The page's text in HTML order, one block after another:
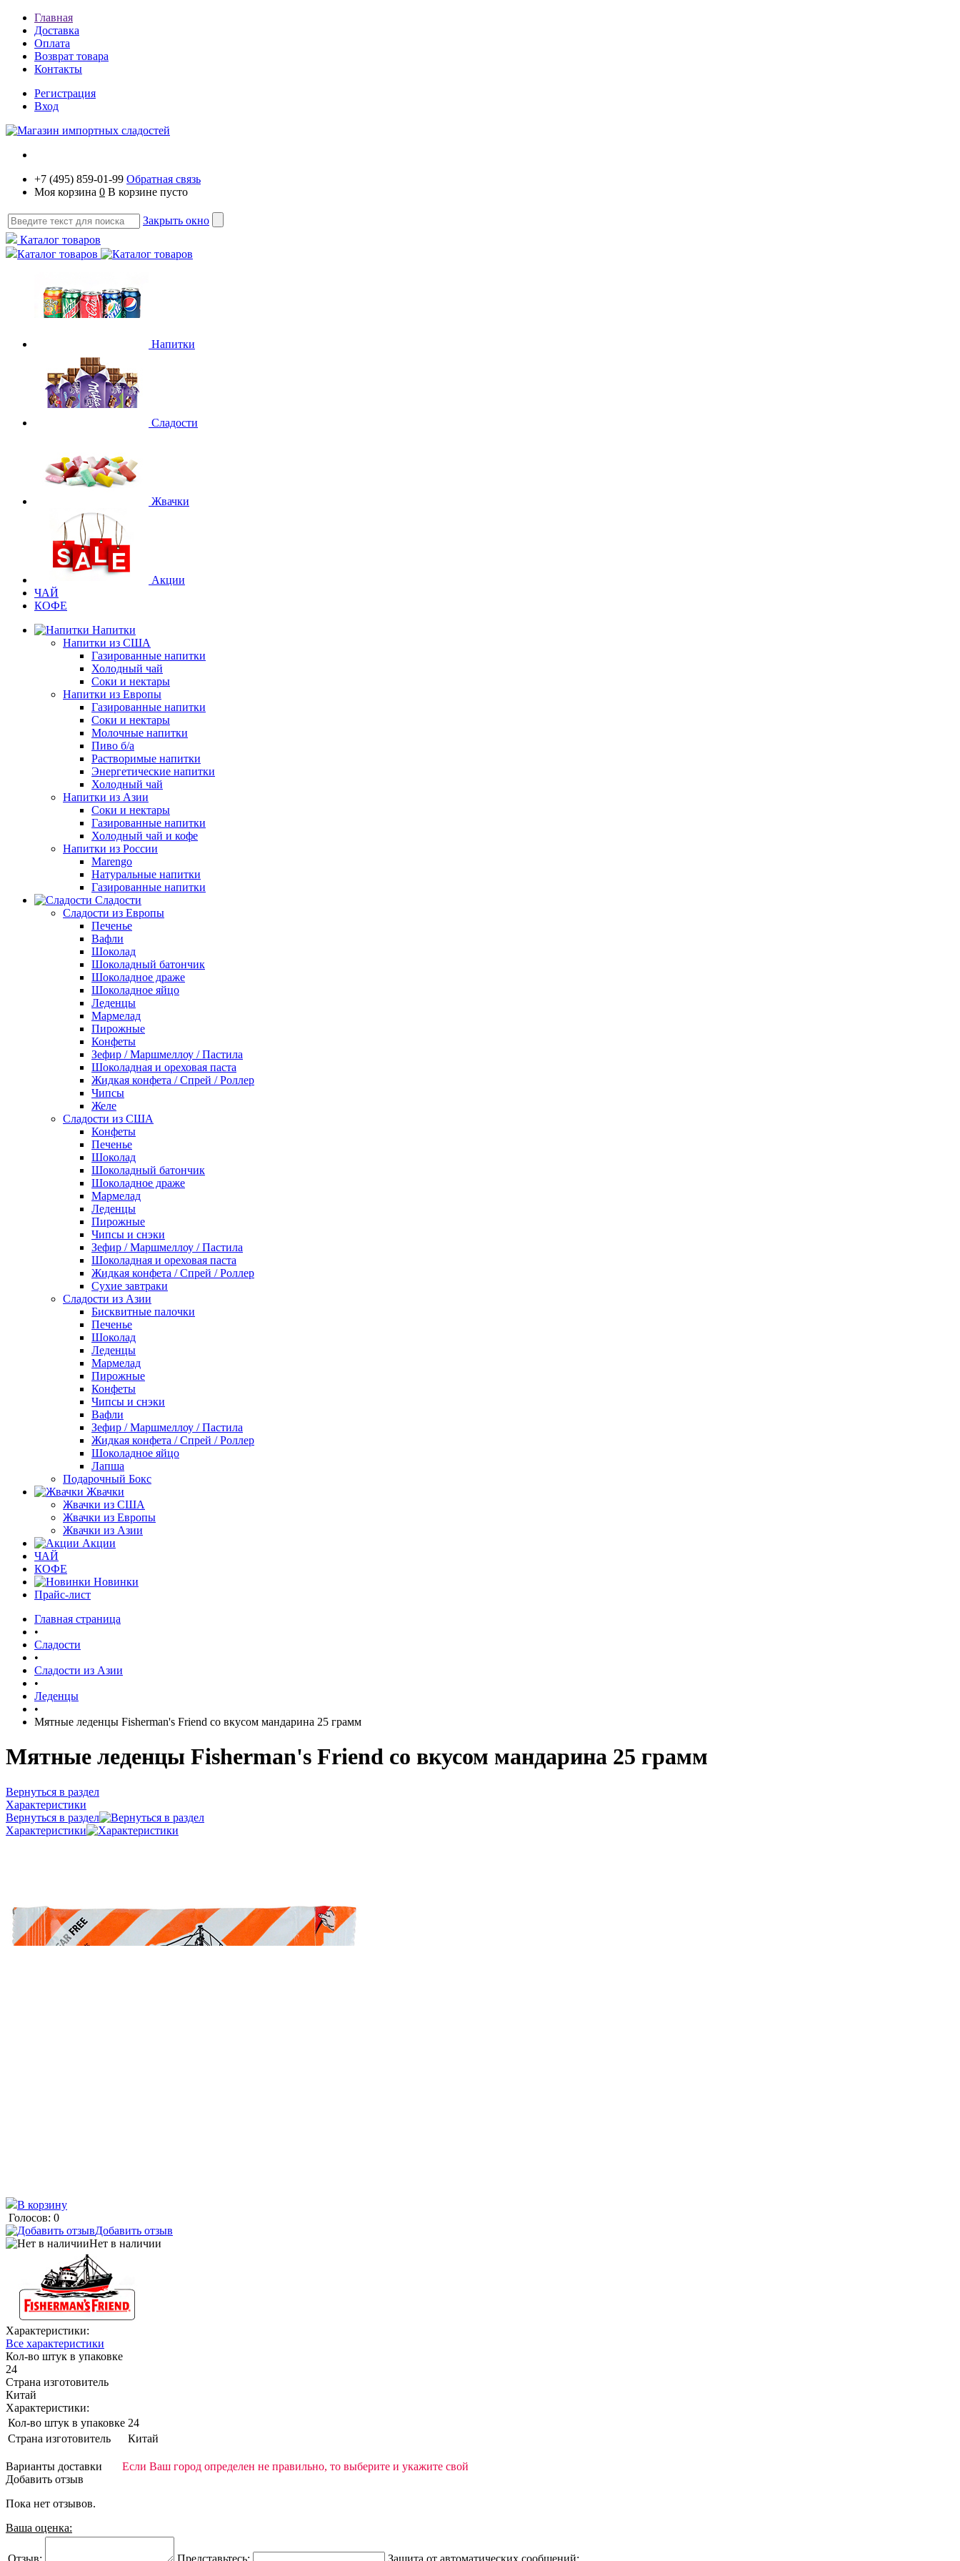
Главная
Доставка
Оплата
Возврат товара
Контакты
Регистрация
Вход
+7 (495) 859-01-99 Обратная связь
Моя корзина 0 В корзине пусто
Закрыть окно
Каталог товаров
Каталог товаров
Напитки
Сладости
Жвачки
Акции
ЧАЙ
КОФЕ
Напитки
Напитки из США
Газированные напитки
Холодный чай
Соки и нектары
Напитки из Европы
Газированные напитки
Соки и нектары
Молочные напитки
Пиво б/а
Растворимые напитки
Энергетические напитки
Холодный чай
Напитки из Азии
Соки и нектары
Газированные напитки
Холодный чай и кофе
Напитки из России
Marengo
Натуральные напитки
Газированные напитки
Сладости
Сладости из Европы
Печенье
Вафли
Шоколад
Шоколадный батончик
Шоколадное драже
Шоколадное яйцо
Леденцы
Мармелад
Пирожные
Конфеты
Зефир / Маршмеллоу / Пастила
Шоколадная и ореховая паста
Жидкая конфета / Спрей / Роллер
Чипсы
Желе
Сладости из США
Конфеты
Печенье
Шоколад
Шоколадный батончик
Шоколадное драже
Мармелад
Леденцы
Пирожные
Чипсы и снэки
Зефир / Маршмеллоу / Пастила
Шоколадная и ореховая паста
Жидкая конфета / Спрей / Роллер
Сухие завтраки
Сладости из Азии
Бисквитные палочки
Печенье
Шоколад
Леденцы
Мармелад
Пирожные
Конфеты
Чипсы и снэки
Вафли
Зефир / Маршмеллоу / Пастила
Жидкая конфета / Спрей / Роллер
Шоколадное яйцо
Лапша
Подарочный Бокс
Жвачки
Жвачки из США
Жвачки из Европы
Жвачки из Азии
Акции
ЧАЙ
КОФЕ
Новинки
Прайс-лист
Главная страница
•
Сладости
•
Сладости из Азии
•
Леденцы
•
Мятные леденцы Fisherman's Friend со вкусом мандарина 25 грамм
Мятные леденцы Fisherman's Friend со вкусом мандарина 25 грамм
Вернуться в раздел
Характеристики
Вернуться в раздел
Характеристики
В корзину
Голосов: 0
Добавить отзыв
Нет в наличии
Характеристики:
Все характеристики
Кол-во штук в упаковке
24
Страна изготовитель
Китай
Характеристики:
Кол-во штук в упаковке 24
Страна изготовитель
Китай
Варианты доставки
Если Ваш город определен не правильно, то выберите и укажите свой
Добавить отзыв
Пока нет отзывов.
Ваша оценка:
Отзыв: Представьтесь: Защита от автоматических сообщений: